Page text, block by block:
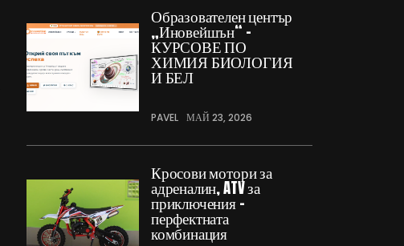
Образователен център
„Иновейшън“ –
КУРСОВЕ ПО
ХИМИЯ БИОЛОГИЯ
И БЕЛ
PAVEL МАЙ 23, 2026
Кросови мотори за
адреналин, ATV за
приключения –
перфектната
комбинация